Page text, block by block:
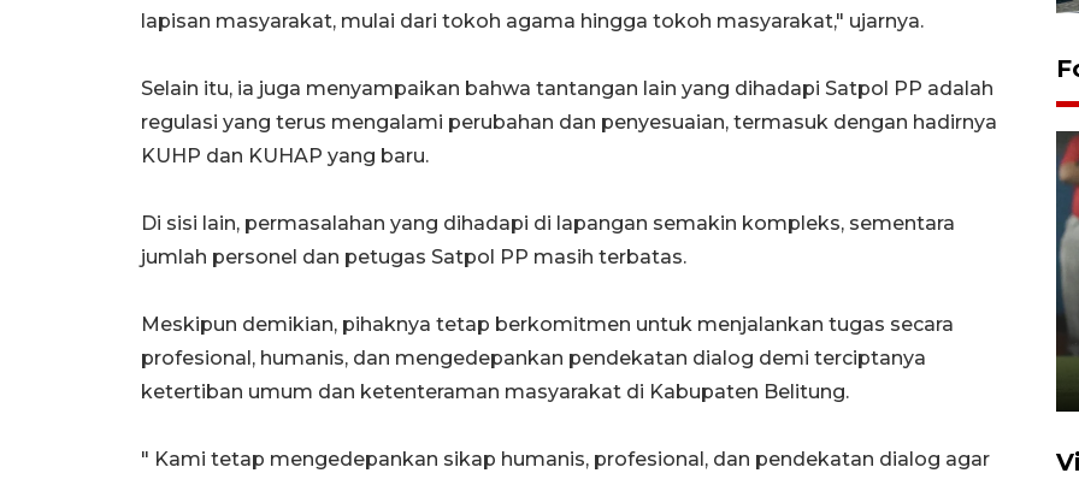
lapisan masyarakat, mulai dari tokoh agama hingga tokoh masyarakat," ujarnya.
‎Selain itu, ia juga menyampaikan bahwa tantangan lain yang dihadapi Satpol PP adalah
regulasi yang terus mengalami perubahan dan penyesuaian, termasuk dengan hadirnya
KUHP dan KUHAP yang baru.
‎Di sisi lain, permasalahan yang dihadapi di lapangan semakin kompleks, sementara
jumlah personel dan petugas Satpol PP masih terbatas.
‎Meskipun demikian, pihaknya tetap berkomitmen untuk menjalankan tugas secara
profesional, humanis, dan mengedepankan pendekatan dialog demi terciptanya
ketertiban umum dan ketenteraman masyarakat di Kabupaten Belitung.
‎" Kami tetap mengedepankan sikap humanis, profesional, dan pendekatan dialog agar
KemenHAM Babel Jalin Kerja
Sama
22 Juni 2026 16:35